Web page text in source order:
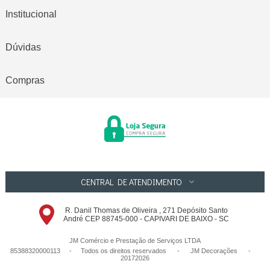
Institucional
Dúvidas
Compras
CENTRAL DE ATENDIMENTO
R. Danil Thomas de Oliveira , 271 Depósito Santo
André CEP 88745-000 - CAPIVARI DE BAIXO - SC
JM Comércio e Prestação de Serviços LTDA
85388320000113 - Todos os direitos reservados
- JM Decorações
-
20172026